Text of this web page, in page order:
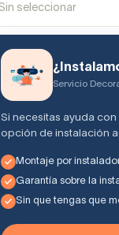
Sin seleccionar
Servicio
Si necesitas ayuda con
opción de instalación
Montaje por
Garantía sobre la
Sin que tengas que